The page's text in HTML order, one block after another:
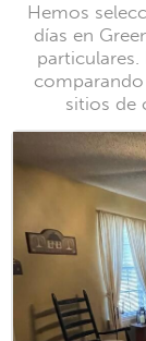
Hemos
días en
sitios de